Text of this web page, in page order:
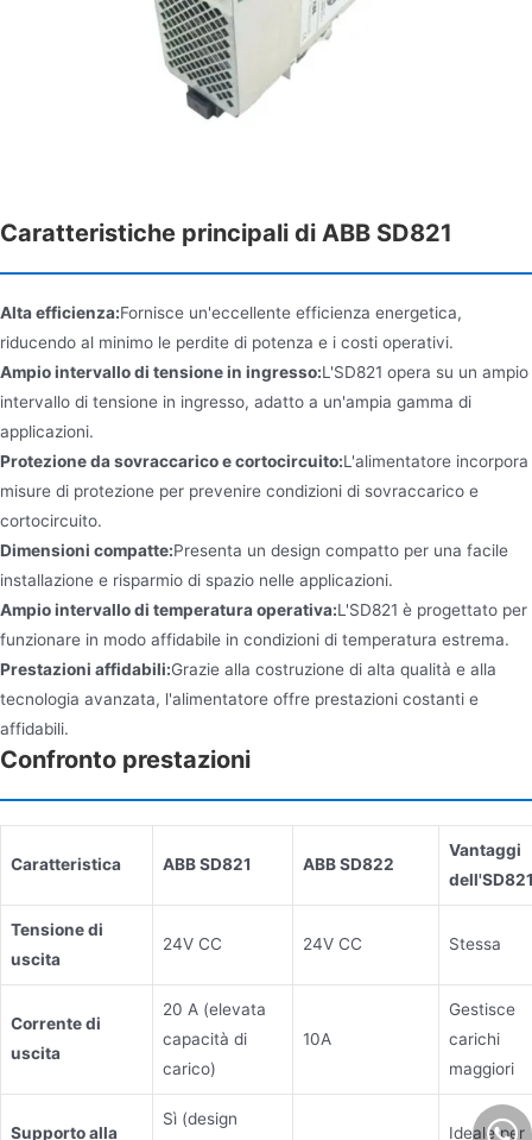
Caratteristiche principali di ABB SD821
Alta efficienza:Fornisce un'eccellente efficienza energetica,
riducendo al minimo le perdite di potenza e i costi operativi.
Ampio intervallo di tensione in ingresso:L'SD821 opera su un ampio
intervallo di tensione in ingresso, adatto a un'ampia gamma di
applicazioni.
Protezione da sovraccarico e cortocircuito:L'alimentatore incorpora
misure di protezione per prevenire condizioni di sovraccarico e
cortocircuito.
Dimensioni compatte:Presenta un design compatto per una facile
installazione e risparmio di spazio nelle applicazioni.
Ampio intervallo di temperatura operativa:L'SD821 è progettato per
funzionare in modo affidabile in condizioni di temperatura estrema.
Prestazioni affidabili:Grazie alla costruzione di alta qualità e alla
tecnologia avanzata, l'alimentatore offre prestazioni costanti e
affidabili.
Confronto prestazioni
Caratteristica ABB SD821 ABB SD822
Vantaggi
Tensione di
uscita
24V CC 24V CC Stessa
Corrente di
uscita
20 A (elevata
capacità di
carico)
10A
Gestisce
carichi
maggiori
Supporto alla
Sì (design
Ideale per